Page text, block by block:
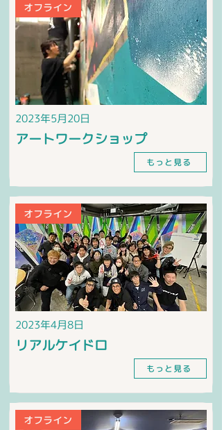
オフライン
2023年5月20日
アートワークショップ
もっと見る
オフライン
2023年4月8日
リアルケイドロ
もっと見る
オフライン